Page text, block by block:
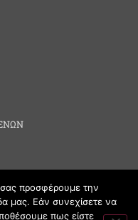
προσφέρουμε την
μας. Εάν συνεχίσετε να
πως είστε